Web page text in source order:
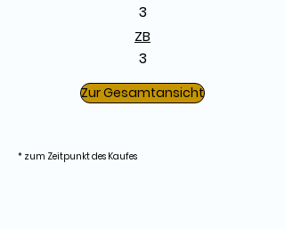
3
ZB
3
Zur Gesamtansicht
* zum Zeitpunkt des Kaufes